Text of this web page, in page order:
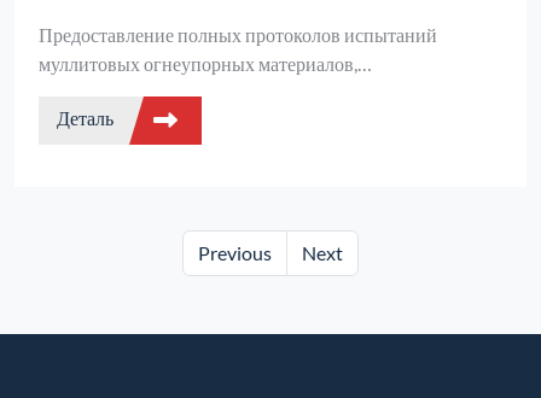
Предоставление полных протоколов испытаний
муллитовых огнеупорных материалов,
предназначенных для толкателей и саггаров,
включающих анализ высокотемпературной прочности,
устойчивости к тепловому удару и химического состава,
Деталь
Previous Next